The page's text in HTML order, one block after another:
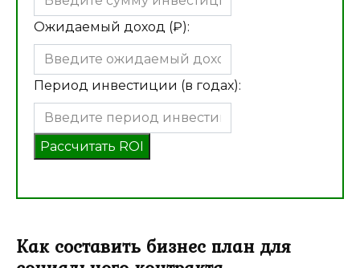
Ожидаемый доход (₽):
Период инвестиции (в годах):
Рассчитать ROI
Как составить бизнес план для